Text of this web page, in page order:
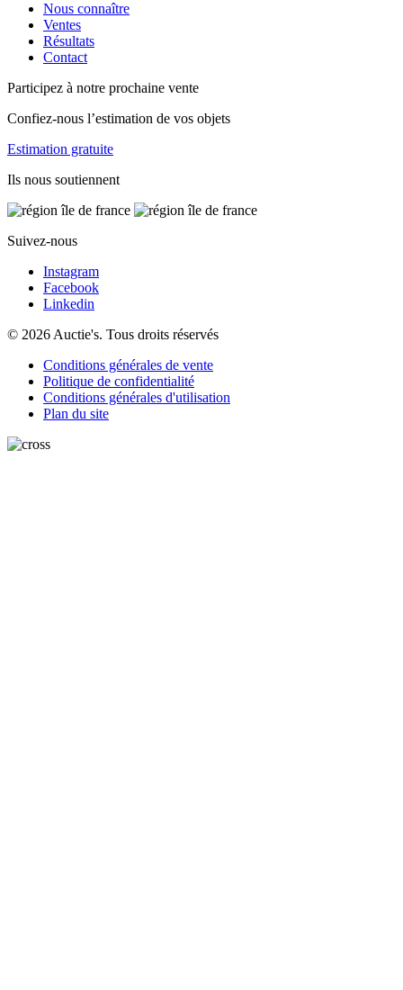
Nous connaître
Ventes
Résultats
Contact
Participez à notre prochaine vente
Confiez-nous l’estimation de vos objets
Estimation gratuite
Ils nous soutiennent
Suivez-nous
Instagram
Facebook
Linkedin
© 2026 Auctie's. Tous droits réservés
Conditions générales de vente
Politique de confidentialité
Conditions générales d'utilisation
Plan du site